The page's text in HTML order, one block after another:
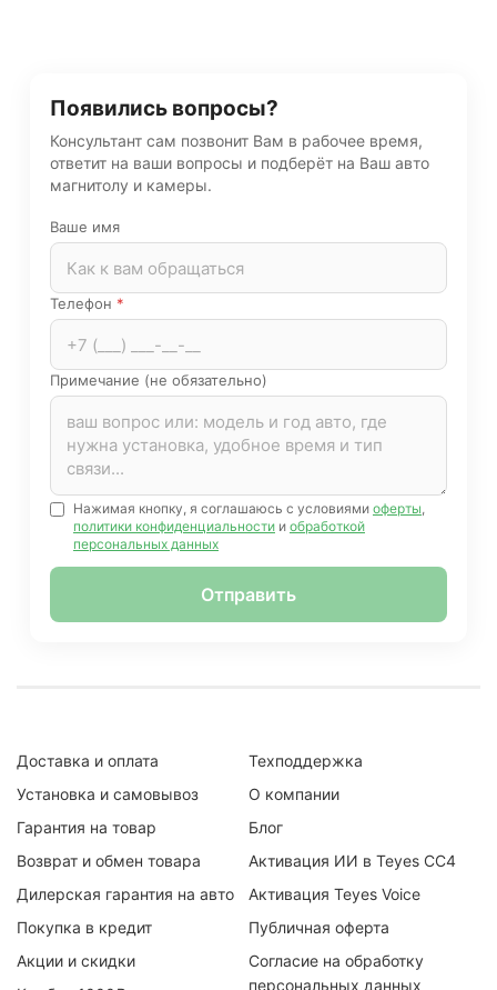
Появились вопросы?
Консультант сам позвонит Вам в рабочее время,
ответит на ваши вопросы и подберёт на Ваш авто
магнитолу и камеры.
Ваше имя
Телефон *
Примечание (не обязательно)
Нажимая кнопку, я соглашаюсь с условиями оферты,
политики конфиденциальности и обработкой
персональных данных
Отправить
Доставка и оплата
Установка и самовывоз
Гарантия на товар
Возврат и обмен товара
Дилерская гарантия на авто
Покупка в кредит
Акции и скидки
Техподдержка
О компании
Блог
Активация ИИ в Teyes CC4
Активация Teyes Voice
Публичная оферта
Согласие на обработку
персональных данных